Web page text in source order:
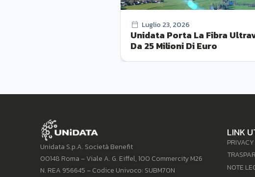
Luglio 23, 2026
Unidata Porta La Fibra
Da 25 Milioni Di Euro
Unidata S.p.A. Società Benefit
00148 Roma – Viale A. G. Eiffel, 100 Commercity M26
N. REA 956645 – Codice Univoco: SUBM70N
LINK
PRIVACY
NOTE